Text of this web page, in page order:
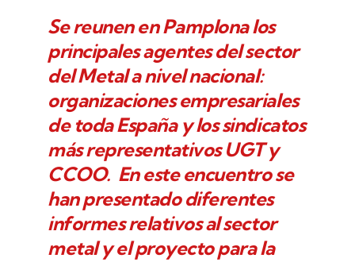
Se reunen en Pamplona los
principales agentes del sector
del Metal a nivel nacional:
organizaciones empresariales
de toda España y los sindicatos
más representativos UGT y
CCOO. En este encuentro se
han presentado diferentes
informes relativos al sector
metal y el proyecto para la